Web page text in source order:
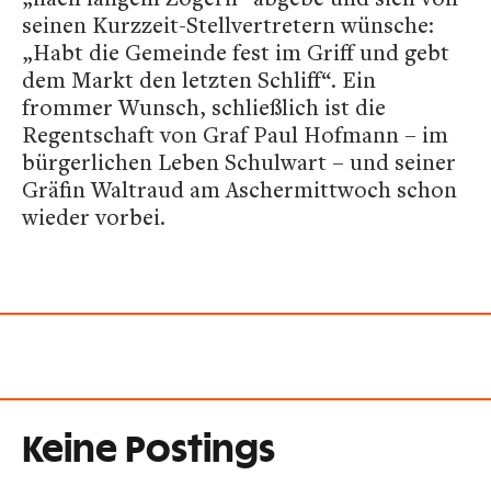
seinen Kurzzeit-Stellvertretern wünsche:
„Habt die Gemeinde fest im Griff und gebt
dem Markt den letzten Schliff“. Ein
frommer Wunsch, schließlich ist die
Regentschaft von Graf Paul Hofmann – im
bürgerlichen Leben Schulwart – und seiner
Gräfin Waltraud am Aschermittwoch schon
wieder vorbei.
Keine Postings